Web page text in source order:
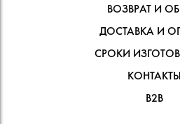
ВОЗВРАТ И
ДОСТАВКА И
СРОКИ
КОНТАКТЫ
В2В